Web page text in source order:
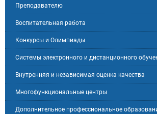
Преподавателю
Воспитательная работа
Конкурсы и Олимпиады
Системы электронного и дистанционного
Внутренняя и независимая оценка качества
Многофункциональные центры
Дополнительное профессиональное